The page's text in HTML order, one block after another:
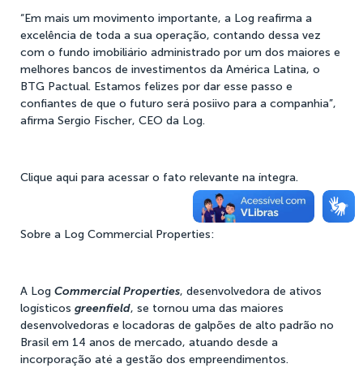
“Em mais um movimento importante, a Log reafirma a
excelência de toda a sua operação, contando dessa vez
com o fundo imobiliário administrado por um dos maiores e
melhores bancos de investimentos da América Latina, o
BTG Pactual. Estamos felizes por dar esse passo e
confiantes de que o futuro será posiivo para a companhia”,
afirma Sergio Fischer, CEO da Log.
Clique aqui para acessar o fato relevante na íntegra.
Sobre a Log Commercial Properties:
A Log Commercial Properties, desenvolvedora de ativos
logísticos greenfield, se tornou uma das maiores
desenvolvedoras e locadoras de galpões de alto padrão no
Brasil em 14 anos de mercado, atuando desde a
incorporação até a gestão dos empreendimentos.